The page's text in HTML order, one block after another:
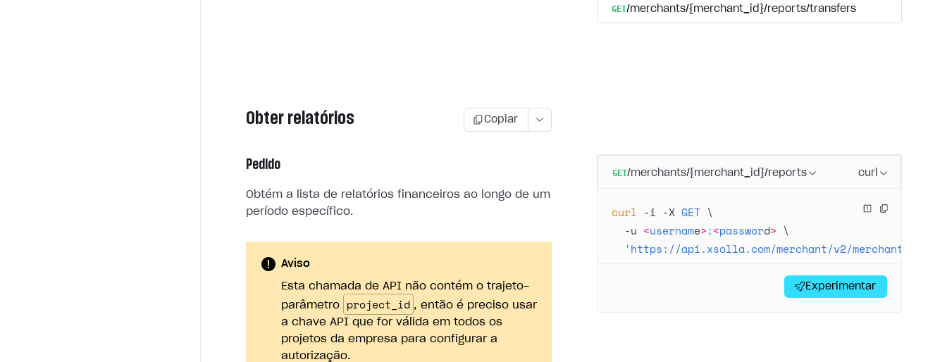
GET/merchants/{merchant_id}/reports/transfers
Obter relatórios Copiar
Pedido
Obtém a lista de relatórios financeiros ao longo de um
período específico.
Aviso
Esta chamada de API não contém o trajeto-
parâmetro
project_id , então é preciso usar
a chave API que for válida em todos os
projetos da empresa para configurar a
autorização.
GET/merchants/{merchant_id}/reports curl
curl -i -X GET \
  -u
<username>:<password> \
'https://api.xsolla.com/merchant/v2/merchants/
Experimentar